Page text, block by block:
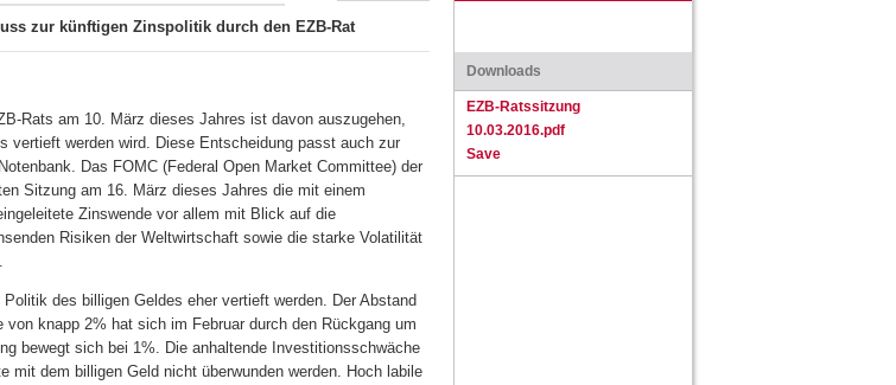
zur künftigen Zinspolitik durch den EZB-Rat
Rats am 10. März dieses Jahres ist davon auszugehen,
vertieft werden wird. Diese Entscheidung passt auch zur
Das FOMC (Federal Open Market Committee) der
Sitzung am 16. März dieses Jahres die mit einem
Zinswende vor allem mit Blick auf die
Risiken der Weltwirtschaft sowie die starke Volatilität
des billigen Geldes eher vertieft werden. Der Abstand
knapp 2% hat sich im Februar durch den Rückgang um
bewegt sich bei 1%. Die anhaltende Investitionsschwäche
mit dem billigen Geld nicht überwunden werden. Hoch labile
Downloads
EZB-Ratssitzung
10.03.2016.pdf
Save